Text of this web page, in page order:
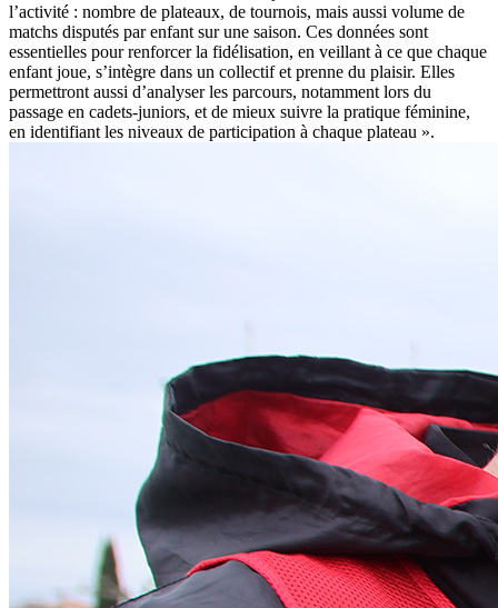
l’activité : nombre de plateaux, de tournois, mais aussi volume de
matchs disputés par enfant sur une saison. Ces données sont
essentielles pour renforcer la fidélisation, en veillant à ce que chaque
enfant joue, s’intègre dans un collectif et prenne du plaisir. Elles
permettront aussi d’analyser les parcours, notamment lors du
passage en cadets-juniors, et de mieux suivre la pratique féminine,
en identifiant les niveaux de participation à chaque plateau ».